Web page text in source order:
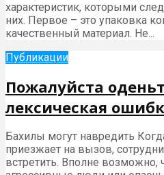
характеристик, которыми
них. Первое – это упаковка
качественный материал. Не...
Публикации
Пожалуйста
лексическая
Бахилы могут навредить
приезжает на вызов,
встретить. Вполне возможно,